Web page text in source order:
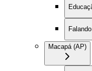
Macapá (AP)